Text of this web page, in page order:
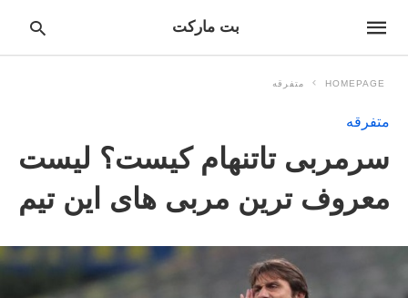
بت مارکت
HOMEPAGE متفرقه
متفرقه
سرمربی تاتنهام کیست؟ لیست
معروف ترین مربی های این تیم